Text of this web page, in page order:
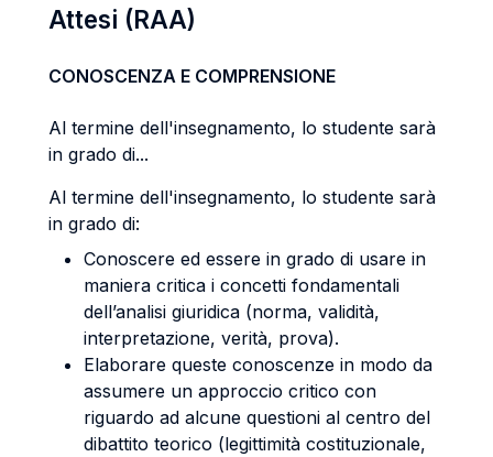
Attesi (RAA)
CONOSCENZA E COMPRENSIONE
Al termine dell'insegnamento, lo studente sarà
in grado di...
Al termine dell'insegnamento, lo studente sarà
in grado di:
Conoscere ed essere in grado di usare in
maniera critica i concetti fondamentali
dell’analisi giuridica (norma, validità,
interpretazione, verità, prova).
Elaborare queste conoscenze in modo da
assumere un approccio critico con
riguardo ad alcune questioni al centro del
dibattito teorico (legittimità costituzionale,